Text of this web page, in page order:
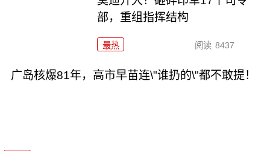
部，重组指挥结构
最热 阅读 8437
广岛核爆81年，高市早苗连\"谁扔的\"都不敢提！